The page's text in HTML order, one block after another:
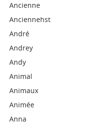
Ancienne
Anciennehst
André
Andrey
Andy
Animal
Animaux
Animée
Anna